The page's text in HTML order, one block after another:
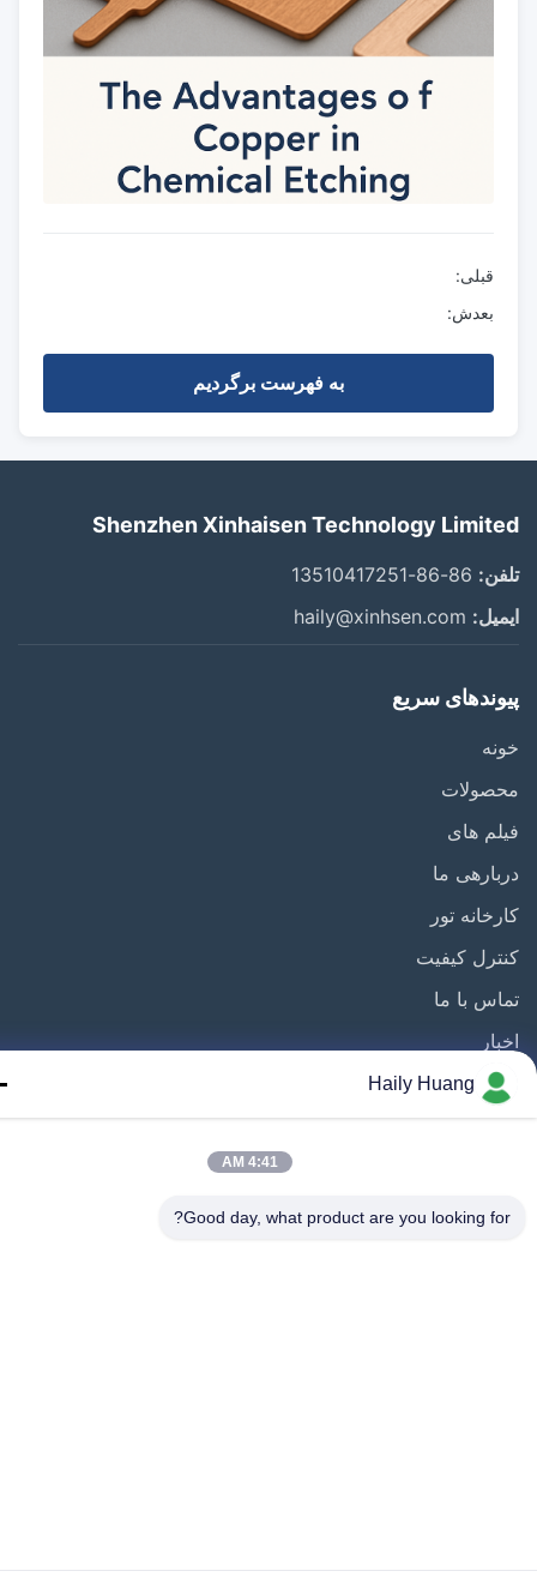
بعدش:
به فهرست برگردیم
Shenzhen Xinhaisen Technology
86-86-13510417251
haily@xinhsen.com
سریع
های
ما
تور
کیفیت
با ما
ها
Haily Huang
4:41 AM
Good day, what product are you looking